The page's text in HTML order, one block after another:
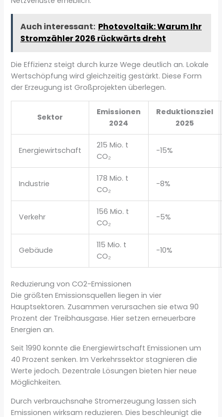
Auch interessant: Photovoltaik: Warum Ihr
Stromzähler 2026 rückwärts dreht
Die Effizienz steigt durch kurze Wege deutlich an. Lokale
Wertschöpfung wird gleichzeitig gestärkt. Diese Form
der Erzeugung ist Großprojekten überlegen.
Sektor
Emissionen
2024
Reduktionsziel
2025
Energiewirtschaft
215 Mio. t
CO₂
-15%
Industrie
178 Mio. t
CO₂
-8%
Verkehr
156 Mio. t
CO₂
-5%
Gebäude
115 Mio. t
CO₂
-10%
Reduzierung von CO2-Emissionen
Die größten Emissionsquellen liegen in vier
Hauptsektoren. Zusammen verursachen sie etwa 90
Prozent der Treibhausgase. Hier setzen erneuerbare
Energien an.
Seit 1990 konnte die Energiewirtschaft Emissionen um
40 Prozent senken. Im Verkehrssektor stagnieren die
Werte jedoch. Dezentrale Lösungen bieten hier neue
Möglichkeiten.
Durch verbrauchsnahe Stromerzeugung lassen sich
Emissionen wirksam reduzieren. Dies beschleunigt die